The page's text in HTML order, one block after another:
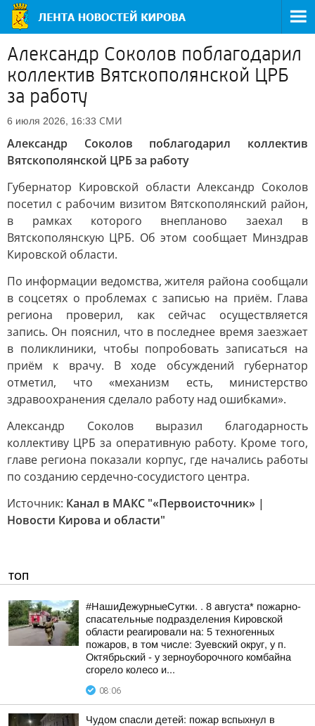
Александр Соколов поблагодарил
коллектив Вятскополянской ЦРБ
за работу
6 июля 2026, 16:33 СМИ
Александр Соколов поблагодарил коллектив
Вятскополянской ЦРБ за работу
Губернатор Кировской области Александр Соколов
посетил с рабочим визитом Вятскополянский район,
в рамках которого внепланово заехал в
Вятскополянскую ЦРБ. Об этом сообщает Минздрав
Кировской области.
По информации ведомства, жителя района сообщали
в соцсетях о проблемах с записью на приём. Глава
региона проверил, как сейчас осуществляется
запись. Он пояснил, что в последнее время заезжает
в поликлиники, чтобы попробовать записаться на
приём к врачу. В ходе обсуждений губернатор
отметил, что «механизм есть, министерство
здравоохранения сделало работу над ошибками».
Александр Соколов выразил благодарность
коллективу ЦРБ за оперативную работу. Кроме того,
главе региона показали корпус, где начались работы
по созданию сердечно-сосудистого центра.
Источник: Канал в МАКС "«Первоисточник» |
Новости Кирова и области"
ТОП
#НашиДежурныеСутки. . 8 августа* пожарно-
спасательные подразделения Кировской
области реагировали на: 5 техногенных
пожаров, в том числе: Зуевский округ, у п.
Октябрьский - у зерноуборочного комбайна
сгорело колесо и...
08:06
Чудом спасли детей: пожар вспыхнул в